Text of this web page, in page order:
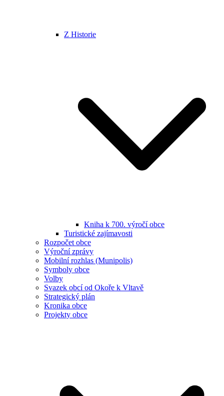
Z Historie
Kniha k 700. výročí obce
Turistické zajímavosti
Rozpočet obce
Výroční zprávy
Mobilní rozhlas (Munipolis)
Symboly obce
Volby
Svazek obcí od Okoře k Vltavě
Strategický plán
Kronika obce
Projekty obce